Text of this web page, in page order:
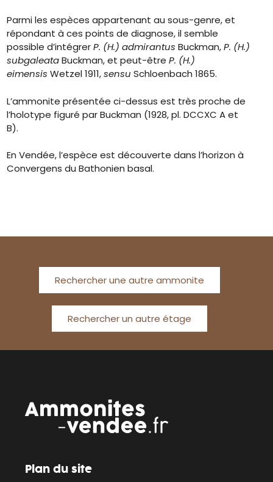
Parmi les espèces appartenant au sous-genre, et
répondant à ces points de diagnose, il semble
possible d’intégrerP. (H.) admirantus Buckman,P. (H.)
subgaleataBuckman, et peut-êtreP. (H.)
eimensis Wetzel 1911,sensu Schloenbach 1865.
L’ammonite présentée ci-dessus est très proche de
l’holotype figuré par Buckman (1928, pl. DCCXC A et
B).
En Vendée, l’espèce est découverte dans l’horizon à
Convergens du Bathonien basal.
Rechercher une autre ammonite
Rechercher un autre étage
Plan du site